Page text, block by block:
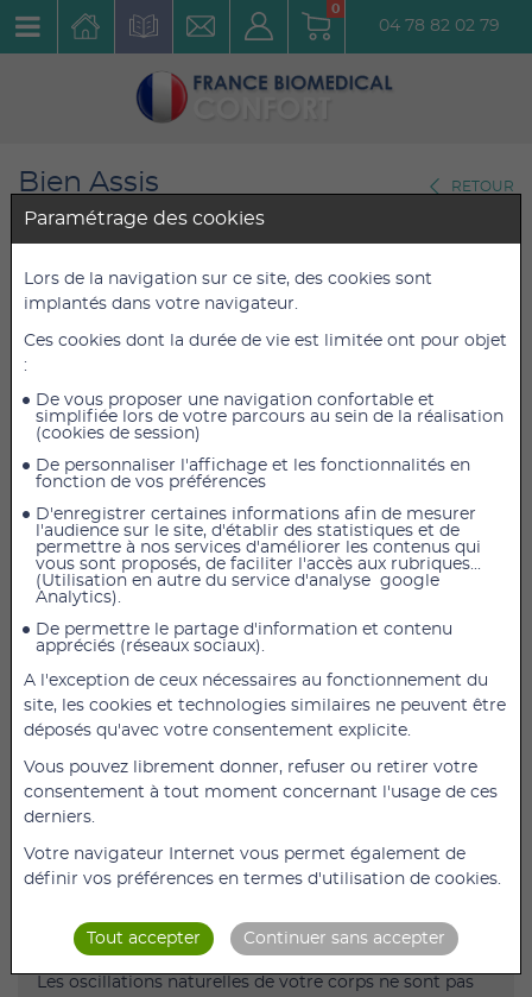
0
04 78 82 02 79
Bien Assis
A la maison
RETOUR
Coussin ballon Sitfit Rond 33
cm
Réf. : 20903
29,00 € TTC
24,17 € HT
29,00 € TTC
AJOUTER AU PANIER
Coussin ballon Sitfit Rond 33 cm
Le coussin ballon SITFIT vous permet d'avoir une assise
dynamique et une tenue droite sur votre siège. Il
permet également d'effectuer des exercices de
renforcement musculaire.
Les conseils du coach SISSEL :
Vous pouvez intégrer votre SITFIT lors de vos séances
de gainage pour renforcer votre ceinture abdominale.
C'est un accessoire fitness redoutable pour travailler
vos abdominaux
Coussin SISSEL SITFIT :
Les oscillations naturelles de votre corps ne sont pas
Paramétrage des cookies
Lors de la navigation sur ce site, des cookies sont
implantés dans votre navigateur.
Ces cookies dont la durée de vie est limitée ont pour objet
:
De vous proposer une navigation confortable et
simplifiée lors de votre parcours au sein de la réalisation
(cookies de session)
De personnaliser l'affichage et les fonctionnalités en
fonction de vos préférences
D'enregistrer certaines informations afin de mesurer
l'audience sur le site, d'établir des statistiques et de
permettre à nos services d'améliorer les contenus qui
vous sont proposés, de faciliter l'accès aux rubriques...
(Utilisation en autre du service d'analyse google
Analytics).
De permettre le partage d'information et contenu
appréciés (réseaux sociaux).
A l'exception de ceux nécessaires au fonctionnement du
site, les cookies et technologies similaires ne peuvent être
déposés qu'avec votre consentement explicite.
Vous pouvez librement donner, refuser ou retirer votre
consentement à tout moment concernant l'usage de ces
derniers.
Votre navigateur Internet vous permet également de
définir vos préférences en termes d'utilisation de cookies.
Tout accepter Continuer sans accepter